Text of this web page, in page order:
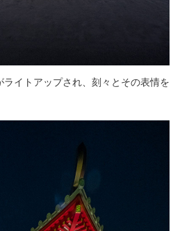
ライトアップされ、刻々とその表情を